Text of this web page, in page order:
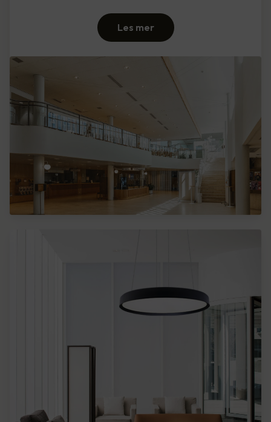
Les mer